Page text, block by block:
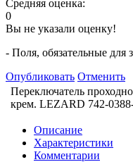
Средняя оценка:
0
Вы не указали оценку!
- Поля, обязательные для
Опубликовать Отменить
Переключатель
крем. LEZARD 742-
Описание
Характеристики
Комментарии